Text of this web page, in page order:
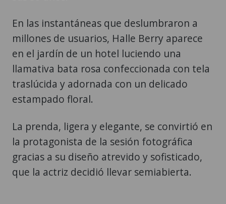
en el jardín de un hotel luciendo una
llamativa bata rosa confeccionada con tela
traslúcida y adornada con un delicado
estampado floral.
La prenda, ligera y elegante, se convirtió en
gracias a su diseño atrevido y sofisticado,
que la actriz decidió llevar semiabierta.